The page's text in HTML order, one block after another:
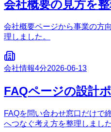
会社概要の見方を
会社概要ページから事業の方
理しました。
会社情報4分2026-06-13
FAQページの設計
FAQを問い合わせ窓口だけで
へつなぐ考え方を整理しました